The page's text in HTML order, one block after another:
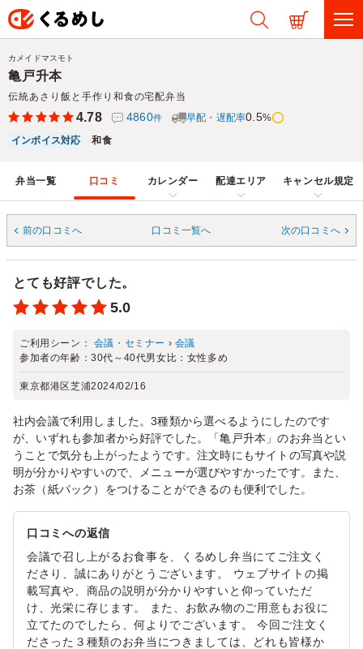
亀戸升本
伝統あさり飯と手作り和食の宅配弁当
カメイドマスモト
4.78 4860件 早配・遅配率0.5%
インボイス対応
和食
弁当一覧 口コミ カレンダー 配達エリア キャンセル規定
前の口コミへ 口コミ一覧へ 次の口コミへ
とても好評でした。
5.0
ご利用シーン： 会議・セミナー › 会議
参加者の年齢：30代～40代男女比： 女性多め
東京都港区芝浦2024/02/16
社内会議で利用しました。3種類から選べるようにしたのです
が、いずれも参加者から好評でした。「亀戸升本」のお弁当とい
うことで気分も上がったようです。注文時にもサイトの写真や説
明が分かりやすいので、メニューが選びやすかったです。また、
お茶（紙パック）をつけることができるのも便利でした。
口コミへの返信
会議で召し上がるお食事を、くるめし弁当にてご注文く
ださり、誠にありがとうございます。 ウェブサイトの掲
載写真や、商品の説明が分かりやすいと仰っていただ
け、光栄に存じます。 また、お飲み物のご用意もお役に
立てたのでしたら、何よりでございます。 今回ご注文く
ださった３種類のお弁当につきましては、どれも皆様か